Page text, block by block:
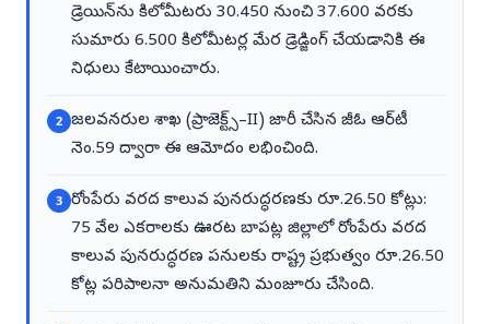
డ్రెయిన్‌ను కిలోమీటరు 30.450 నుంచి 37.600 వరకు
సుమారు 6.500 కిలోమీటర్ల మేర డ్రెడ్జింగ్ చేయడానికి ఈ
నిధులు కేటాయించారు.
2 జలవనరుల శాఖ (ప్రాజెక్ట్స్–II) జారీ చేసిన జీఓ ఆర్‌టీ
నెం.59 ద్వారా ఈ ఆమోదం లభించింది.
3 రోంపేరు వరద కాలువ పునరుద్ధరణకు రూ.26.50 కోట్లు:
75 వేల ఎకరాలకు ఊరట బాపట్ల జిల్లాలో రోంపేరు వరద
కాలువ పునరుద్ధరణ పనులకు రాష్ట్ర ప్రభుత్వం రూ.26.50
కోట్ల పరిపాలనా అనుమతిని మంజూరు చేసింది.